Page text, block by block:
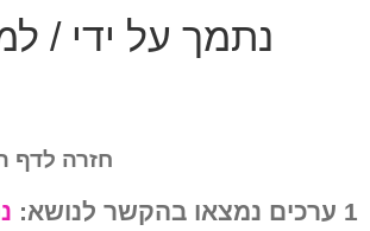
נתמך על ידי /
חזרה לדף
1 ערכים נמצאו בהקשר לנושא: